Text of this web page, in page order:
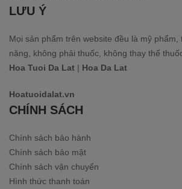
LƯU Ý
Mọi sản phẩm trên website đều là mỹ
năng, không phải thuốc, không thay thế
Hoa Tuoi Da Lat | Hoa Da Lat
Hoatuoidalat.vn
CHÍNH SÁCH
Chính sách bảo hành
Chính sách bảo mật
Chính sách vận chuyển
Hình thức thanh toán